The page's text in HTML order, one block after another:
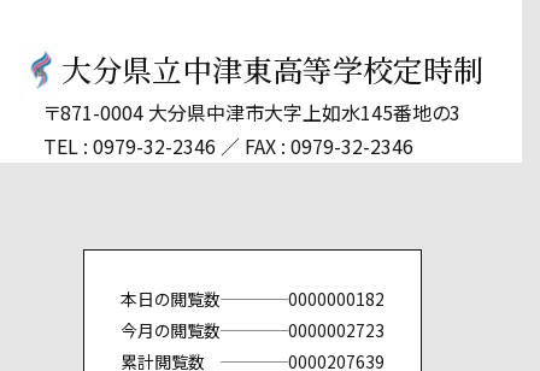
本日の閲覧数
0000000182
今月の閲覧数
0000002723
累計閲覧数
0000207639
大分県立中津東高等学校定時制
〒871-0004 大分県中津市大字上如水145番地の3
TEL : 0979-32-2346
FAX : 0979-32-2346